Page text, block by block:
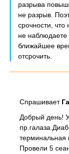
разрыва
не разрыв.
срочности, что
не
ближайшее
отсрочить.
Спрашивает
Добрый день!
терминальная
Провели 5